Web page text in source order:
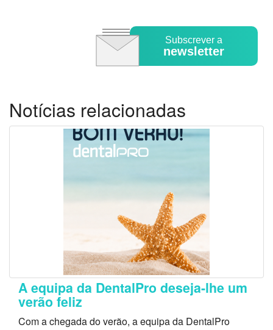
Subscrever a
newsletter
Notícias relacionadas
A equipa da DentalPro deseja-lhe um
verão feliz
Com a chegada do verão, a equipa da DentalPro